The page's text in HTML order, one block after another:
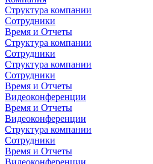
Структура компании
Сотрудники
Время и Отчеты
Структура компании
Сотрудники
Структура компании
Сотрудники
Время и Отчеты
Видеоконференции
Время и Отчеты
Видеоконференции
Структура компании
Сотрудники
Время и Отчеты
Видеоконференции